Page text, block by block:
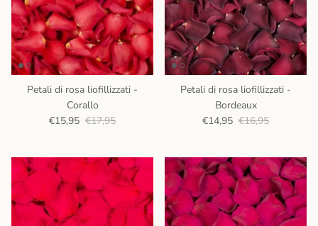
Petali di rosa liofillizzati -
Corallo
€15,95 €17,95
Petali di rosa liofillizzati -
Bordeaux
€14,95 €16,95